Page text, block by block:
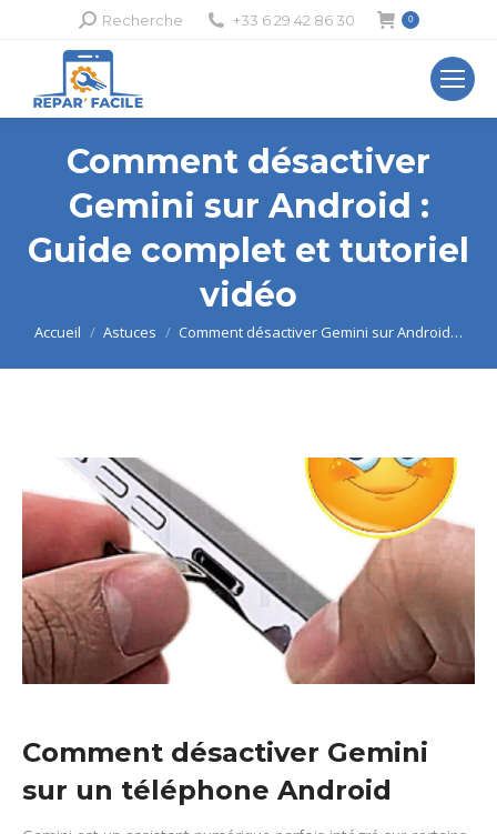
Recherche
Recherche +33 6 29 42 86 30 0
Comment désactiver
Gemini sur Android :
Guide complet et tutoriel
vidéo
Vous êtes ici :
Accueil Astuces Comment désactiver Gemini sur Android…
Comment désactiver Gemini
sur un téléphone Android